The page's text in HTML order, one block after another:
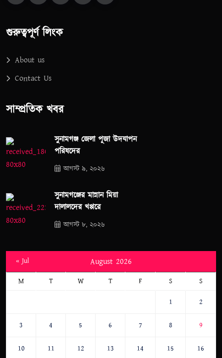
গুরুত্বপূর্ণ লিংক
About us
Contact Us
সাম্প্রতিক খবর
সুনামগঞ্জ জেলা পূজা উদযাপন
পরিষদের
আগস্ট ৯, ২০২৬
সুনামগঞ্জের মান্নান মিয়া
দালালদের খপ্পরে
আগস্ট ৮, ২০২৬
August 2026
M T W T F S S
1 2
3 4 5 6 7 8 9
10 11 12 13 14 15 16
« Jul